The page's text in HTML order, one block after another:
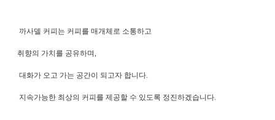
까사델 커피는 커피를 매개체로 소통하고
취향의 가치를 공유하며,
대화가 오고 가는 공간이 되고자 합니다.
지속가능한 최상의 커피를 제공할 수 있도록 정진하겠습니다.